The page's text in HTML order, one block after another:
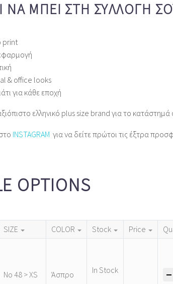
ΝΑ ΜΠΕΙ ΣΤΗ ΣΥΛΛΟΓΉ
print
& office looks
για κάθε εποχή
ελληνικό plus size brand για το
INSTAGRAM για να δείτε πρώτοι τις έξτρα
OPTIONS
SIZE COLOR Stock Price
Νο 48 > XS Άσπρο In Stock